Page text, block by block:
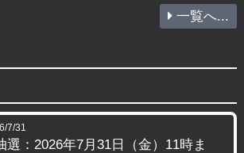
一覧へ...
7/31
選：2026年7月31日（金）11時ま